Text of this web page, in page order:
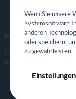
FOLGE UNS
Facebook
Instagram
Wenn Sie unsere
Systemsoftware
anderen
oder speichern,
zu gewährleisten.
Einstellungen